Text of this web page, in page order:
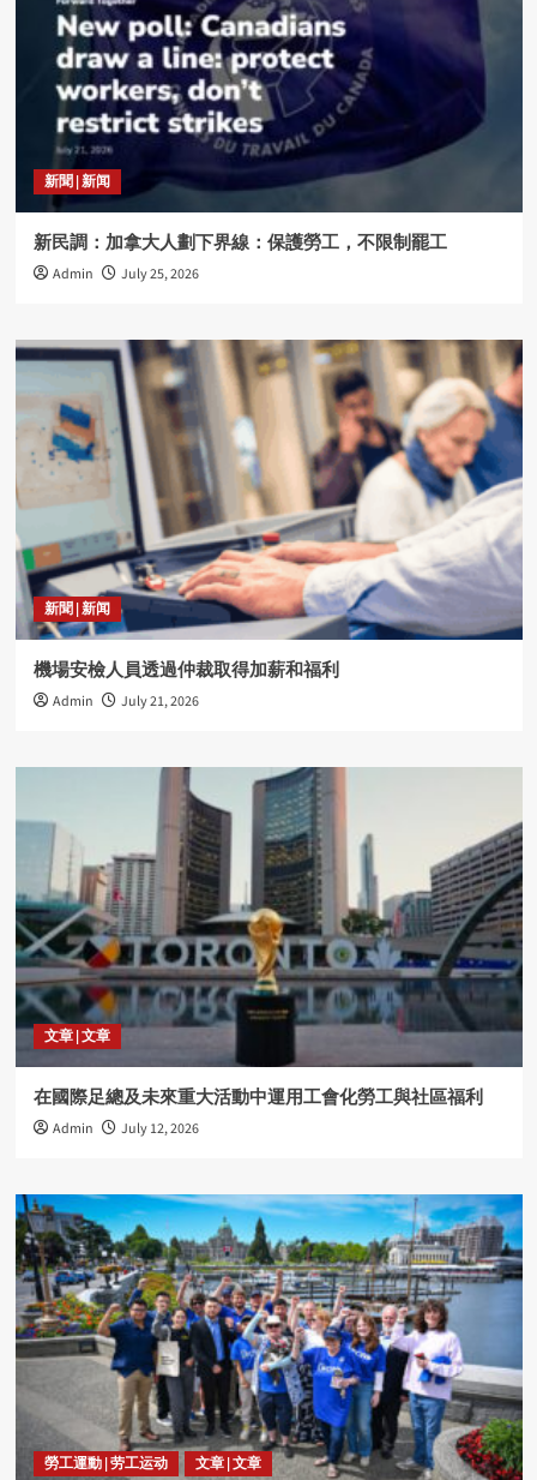
新聞 | 新闻
新民調：加拿大人劃下界線：保護勞工，不限制罷工
Admin July 25, 2026
新聞 | 新闻
機場安檢人員透過仲裁取得加薪和福利
Admin July 21, 2026
文章 | 文章
在國際足總及未來重大活動中運用工會化勞工與社區福利
Admin July 12, 2026
勞工運動 | 劳工运动 文章 | 文章